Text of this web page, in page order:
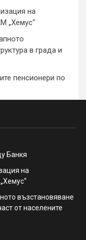
на
„Хемус“
в града и
пенсионери по
Банкя
на
възстановяване
от населените